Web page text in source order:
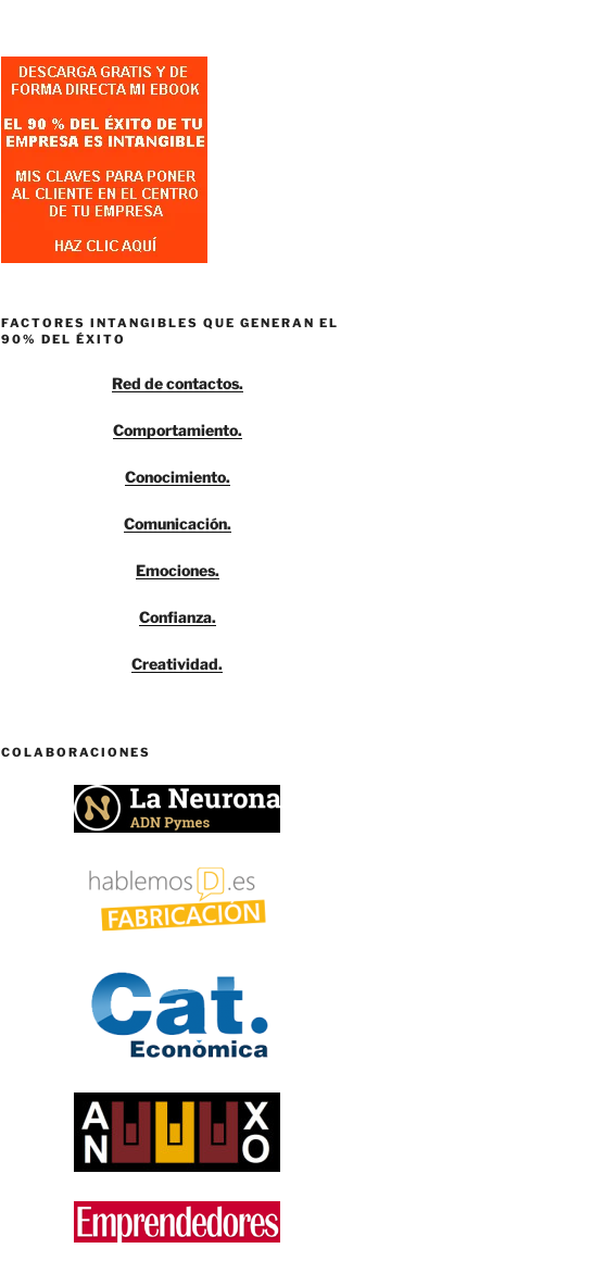
FACTORES INTANGIBLES QUE GENERAN EL
90% DEL ÉXITO
Red de contactos.
Comportamiento.
Conocimiento.
Comunicación.
Emociones.
Confianza.
Creatividad.
COLABORACIONES